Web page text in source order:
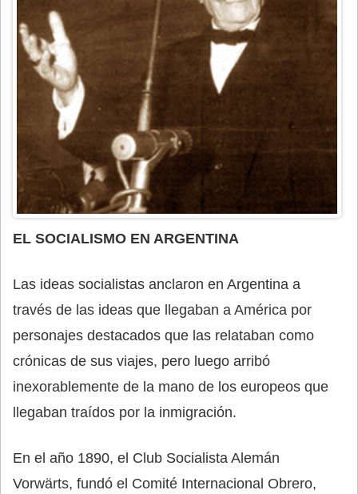
EL SOCIALISMO EN ARGENTINA
Las ideas socialistas anclaron en Argentina a
través de las ideas que llegaban a América por
personajes destacados que las relataban como
crónicas de sus viajes, pero luego arribó
inexorablemente de la mano de los europeos que
llegaban traídos por la inmigración.
En el año 1890, el Club Socialista Alemán
Vorwärts, fundó el Comité Internacional Obrero,